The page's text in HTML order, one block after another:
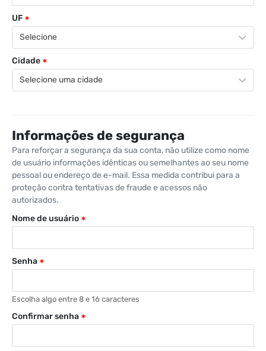
UF
Selecione
Cidade
Selecione uma cidade
Informações de segurança
Para reforçar a segurança da sua conta, não utilize como nome
de usuário informações idênticas ou semelhantes ao seu nome
pessoal ou endereço de e-mail. Essa medida contribui para a
proteção contra tentativas de fraude e acessos não
autorizados.
Nome de usuário
Senha
Escolha algo entre 8 e 16 caracteres
Confirmar senha